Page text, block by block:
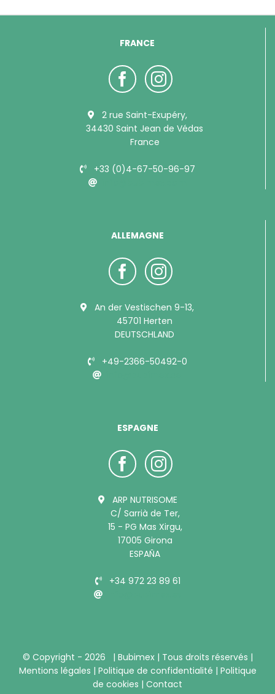
FRANCE
2 rue Saint-Exupéry,
34430 Saint Jean de Védas
France
+33 (0)4-67-50-96-97
ALLEMAGNE
An der Vestischen 9-13,
45701 Herten
DEUTSCHLAND
+49-2366-50492-0
ESPAGNE
ARP NUTRISOME
C/ Sarrià de Ter,
15 - PG Mas Xirgu,
17005 Girona
ESPAÑA
+34 972 23 89 61
© Copyright - 2026 | Bubimex | Tous droits réservés |
Mentions légales | Politique de confidentialité | Politique
de cookies | Contact